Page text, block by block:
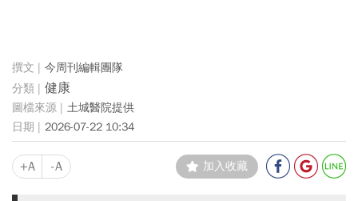
今周刊編輯團隊
健康
土城醫院提供
2026-07-22 10:34
+A -A 加入收藏